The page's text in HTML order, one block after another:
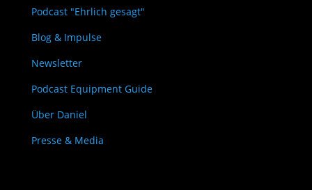
Podcast "Ehrlich gesagt"
Blog & Impulse
Newsletter
Podcast Equipment Guide
Über Daniel
Presse & Media